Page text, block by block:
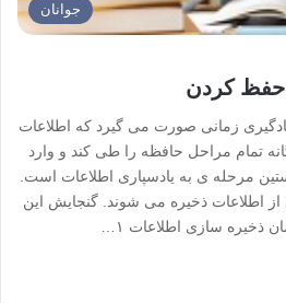
جوانان
کردن
زمانی صورت می گیرد که اطلاعات
تمام مراحل حافظه را طی کند و وارد
مرحله ی به یادسپاری اطلاعات است.
اطلاعات ذخیره می شوند. گنجایش این
ذخیره سازی اطلاعات ۱…